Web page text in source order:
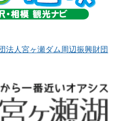
法人宮ヶ瀬ダム周辺振興財団